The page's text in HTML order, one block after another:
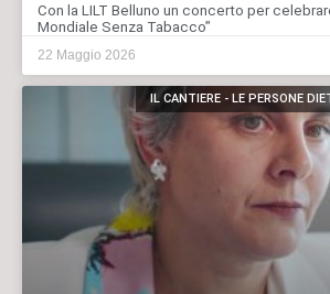
Con la LILT Belluno un concerto per
Mondiale Senza Tabacco”
22 Maggio 2026
IL CANTIERE - LE PERSONE